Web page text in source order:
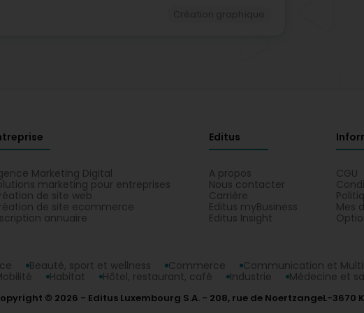
Marketing Digital
marketing pour entreprises
de site web
de site ecommerce
annuaire
Editus
A propos
Nous contacter
Carrière
Editus myBusiness
Editus Insight
CGU
Mes
Beauté, sport et wellness Commerce Communication et
Habitat Hôtel, restaurant, café Industrie Médecine et
© 2026 Editus Luxembourg S.A. 208, rue de NoertzangeL-3670